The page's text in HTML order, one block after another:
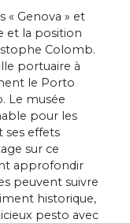
« Genova » et
et la position
Colomb.
portuaire à
le Porto
Le musée
pour les
ses effets
sur ce
approfondir
peuvent suivre
historique,
pesto avec